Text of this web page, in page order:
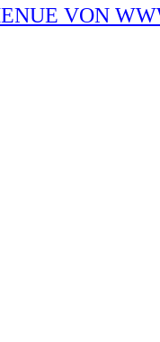
VON